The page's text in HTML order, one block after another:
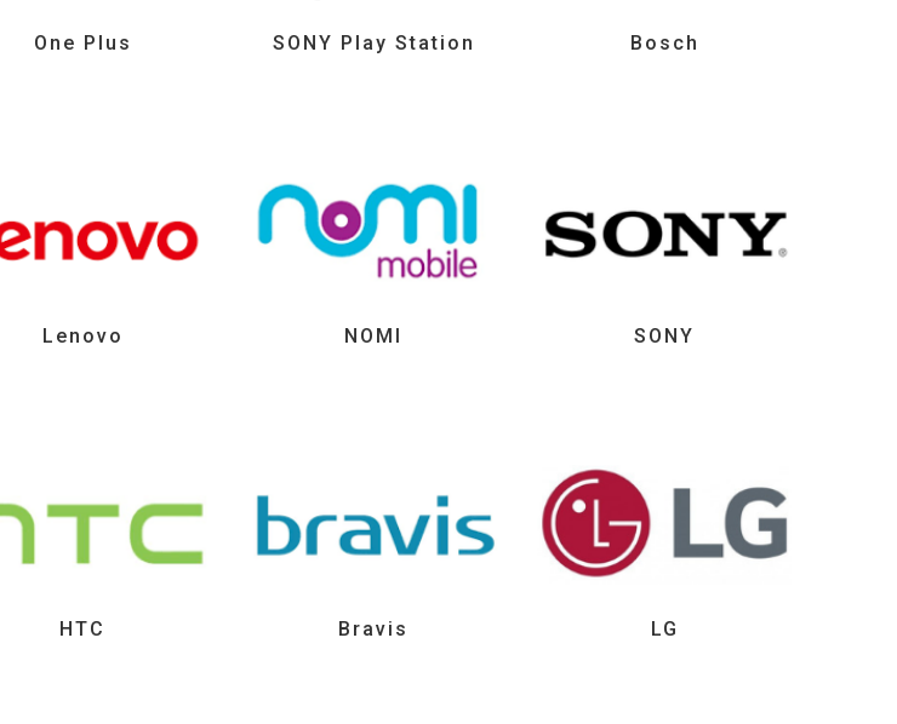
One Plus
Lenovo
HTC
SONY Play Station
NOMI
Bravis
Bosch
SONY
LG